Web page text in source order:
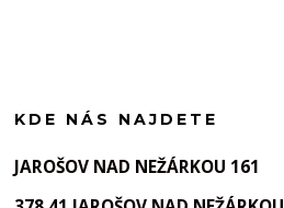
KDE NÁS NAJDETE
JAROŠOV NAD NEŽÁRKOU 161